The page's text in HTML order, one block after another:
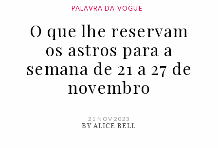
PALAVRA DA VOGUE
O que lhe reservam
os astros para a
semana de 21 a 27 de
novembro
21 NOV 2023
BY ALICE BELL